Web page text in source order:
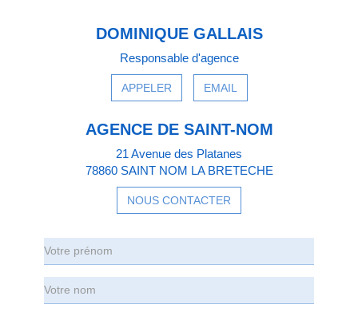
DOMINIQUE GALLAIS
Responsable d'agence
APPELER EMAIL
AGENCE DE SAINT-NOM
21 Avenue des Platanes
78860 SAINT NOM LA BRETECHE
NOUS CONTACTER